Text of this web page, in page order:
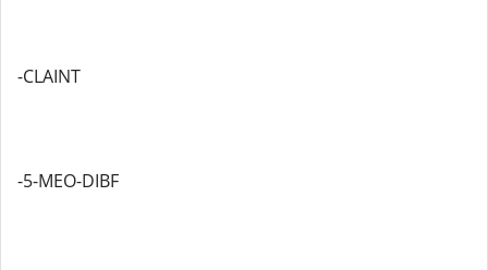
-CLAINT
-5-MEO-DIBF